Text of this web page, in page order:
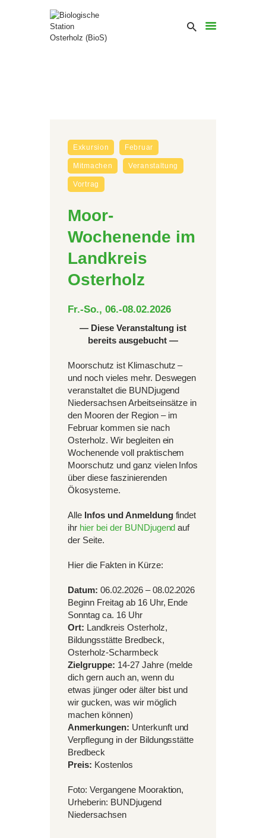
Exkursion Februar
Mitmachen Veranstaltung
Vortrag
Moor-
Wochenende im
Landkreis
Osterholz
Fr.-So., 06.-08.02.2026
— Diese Veranstaltung ist
bereits ausgebucht —
Moorschutz ist Klimaschutz –
und noch vieles mehr. Deswegen
veranstaltet die BUNDjugend
Niedersachsen Arbeitseinsätze in
den Mooren der Region – im
Februar kommen sie nach
Osterholz. Wir begleiten ein
Wochenende voll praktischem
Moorschutz und ganz vielen Infos
über diese faszinierenden
Ökosysteme.
AlleInfos und Anmeldungfindet
ihrhier bei der BUNDjugend auf
der Seite.
Hier die Fakten in Kürze:
Datum: 06.02.2026 – 08.02.2026
Beginn Freitag ab 16 Uhr, Ende
Sonntag ca. 16 Uhr
Ort: Landkreis Osterholz,
Bildungsstätte Bredbeck,
Osterholz-Scharmbeck
Zielgruppe: 14-27 Jahre (melde
dich gern auch an, wenn du
etwas jünger oder älter bist und
wir gucken, was wir möglich
machen können)
Anmerkungen: Unterkunft und
Verpflegung in der Bildungsstätte
Bredbeck
Preis: Kostenlos
Foto: Vergangene Mooraktion,
Urheberin: BUNDjugend
Niedersachsen